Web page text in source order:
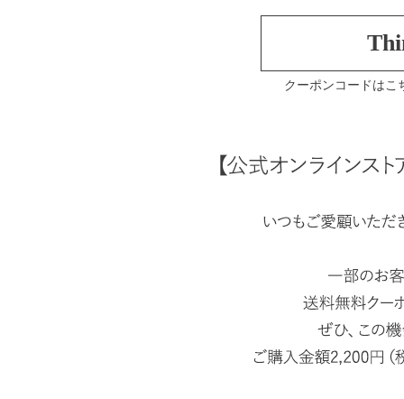
クーポンコードはこ